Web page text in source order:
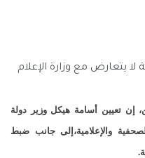
يتعارض مع وزارة الإعلام
إن تعيين أسامة هيكل وزير دولة
والإعلامية،إلى جانب ضبط